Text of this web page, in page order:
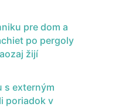
pre dom a
po pergoly
žijí
s externým
poriadok v